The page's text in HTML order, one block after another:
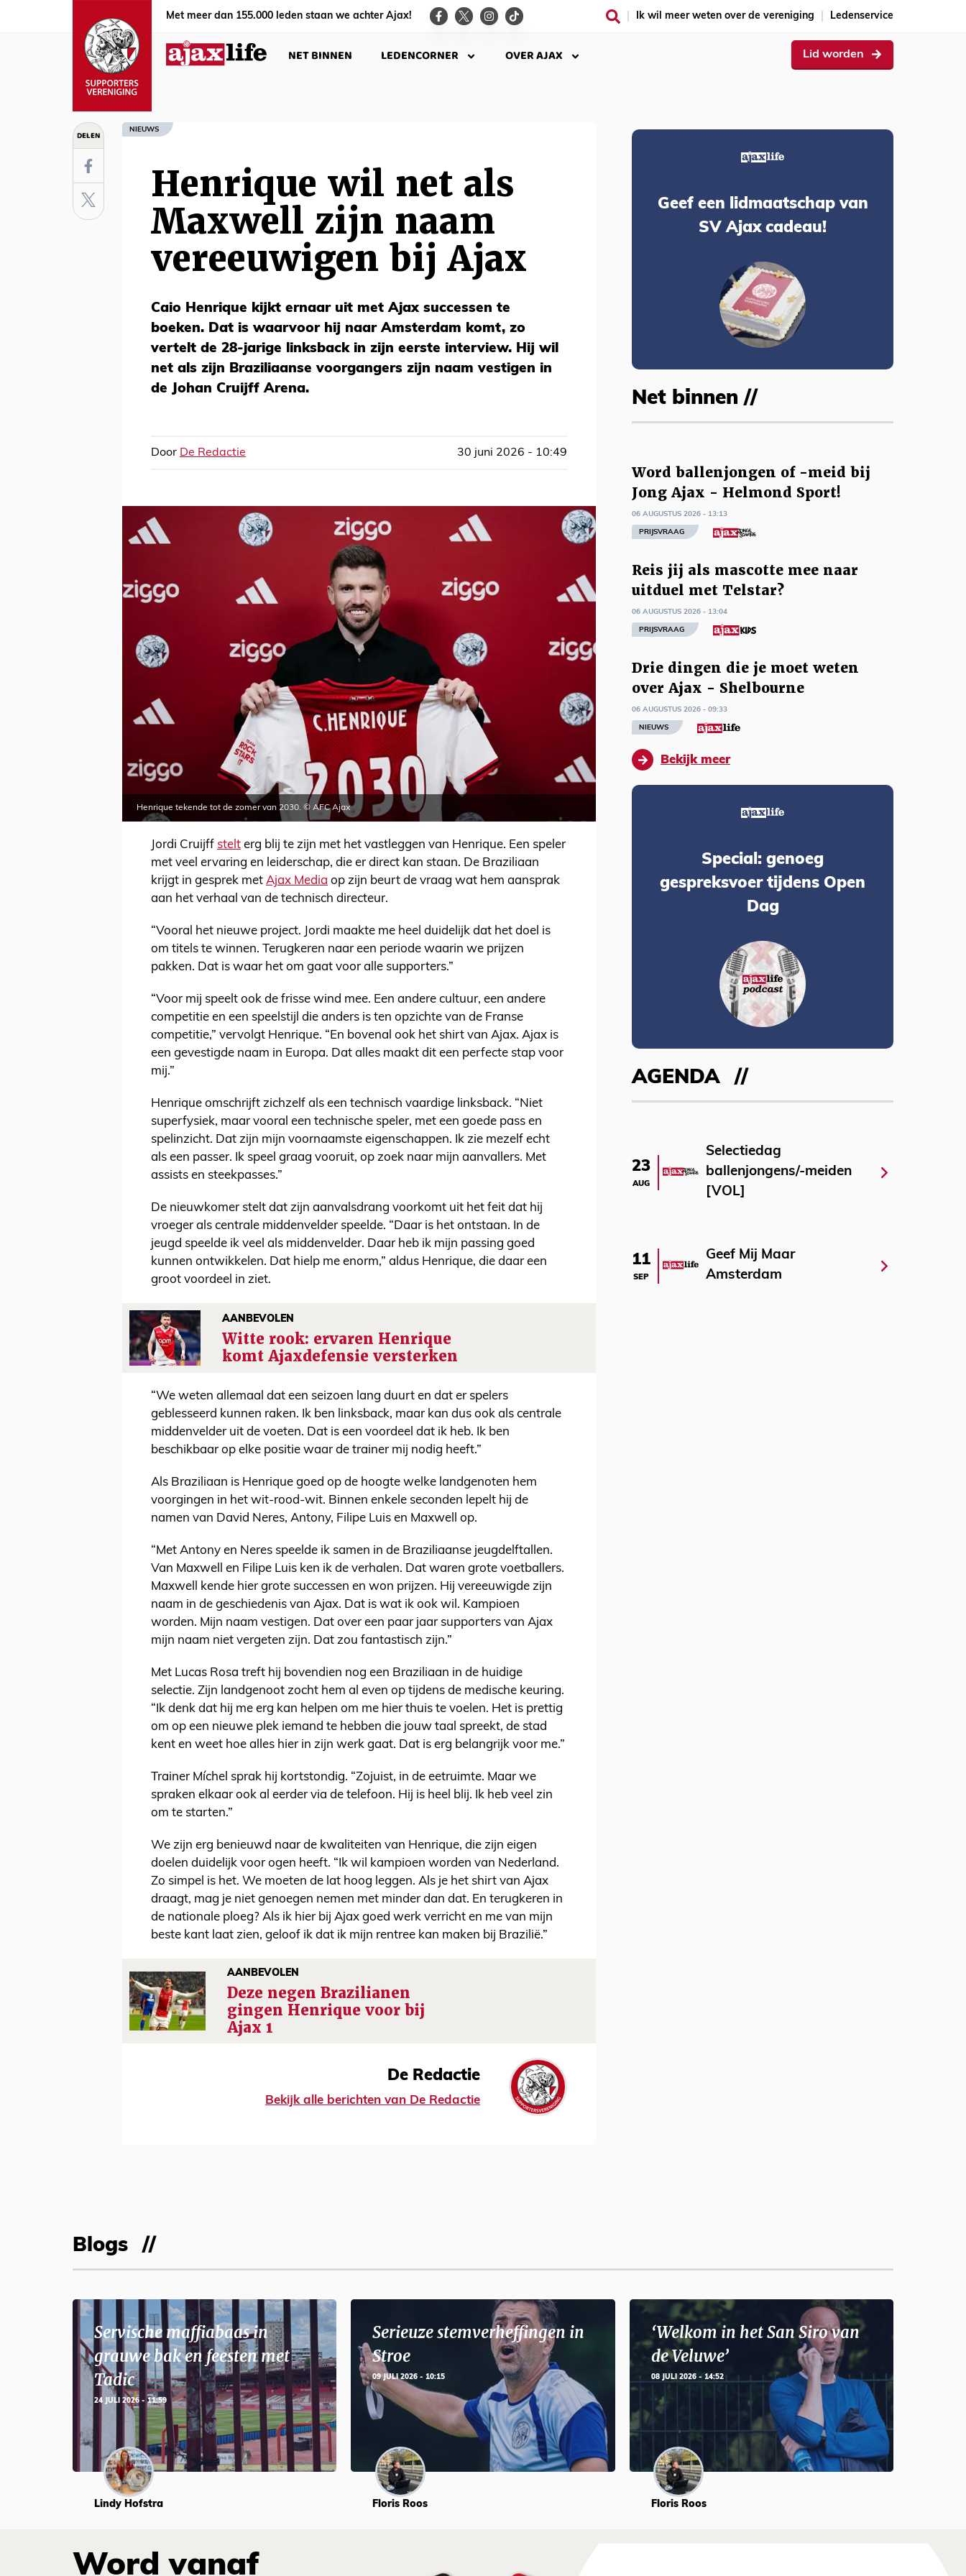
Met meer dan 155.000 leden staan we achter Ajax! Ik wil meer weten over de vereniging Ledenservice
NET BINNEN LEDENCORNER OVER AJAX Lid worden
DELEN NIEUWS
Henrique wil net als
Maxwell zijn naam
vereeuwigen bij Ajax
Caio Henrique kijkt ernaar uit met Ajax successen te
boeken. Dat is waarvoor hij naar Amsterdam komt, zo
vertelt de 28-jarige linksback in zijn eerste interview. Hij wil
net als zijn Braziliaanse voorgangers zijn naam vestigen in
de Johan Cruijff Arena.
Door De Redactie 30 juni 2026 - 10:49
Henrique tekende tot de zomer van 2030. © AFC Ajax
Jordi Cruijff stelt erg blij te zijn met het vastleggen van Henrique. Een speler
met veel ervaring en leiderschap, die er direct kan staan. De Braziliaan
krijgt in gesprek met Ajax Media op zijn beurt de vraag wat hem aansprak
aan het verhaal van de technisch directeur.
“Vooral het nieuwe project. Jordi maakte me heel duidelijk dat het doel is
om titels te winnen. Terugkeren naar een periode waarin we prijzen
pakken. Dat is waar het om gaat voor alle supporters.”
“Voor mij speelt ook de frisse wind mee. Een andere cultuur, een andere
competitie en een speelstijl die anders is ten opzichte van de Franse
competitie,” vervolgt Henrique. “En bovenal ook het shirt van Ajax. Ajax is
een gevestigde naam in Europa. Dat alles maakt dit een perfecte stap voor
mij.”
Henrique omschrijft zichzelf als een technisch vaardige linksback. “Niet
superfysiek, maar vooral een technische speler, met een goede pass en
spelinzicht. Dat zijn mijn voornaamste eigenschappen. Ik zie mezelf echt
als een passer. Ik speel graag vooruit, op zoek naar mijn aanvallers. Met
assists en steekpasses.”
De nieuwkomer stelt dat zijn aanvalsdrang voorkomt uit het feit dat hij
vroeger als centrale middenvelder speelde. “Daar is het ontstaan. In de
jeugd speelde ik veel als middenvelder. Daar heb ik mijn passing goed
kunnen ontwikkelen. Dat hielp me enorm,” aldus Henrique, die daar een
groot voordeel in ziet.
AANBEVOLEN
Witte rook: ervaren Henrique
komt Ajaxdefensie versterken
“We weten allemaal dat een seizoen lang duurt en dat er spelers
geblesseerd kunnen raken. Ik ben linksback, maar kan dus ook als centrale
middenvelder uit de voeten. Dat is een voordeel dat ik heb. Ik ben
beschikbaar op elke positie waar de trainer mij nodig heeft.”
Als Braziliaan is Henrique goed op de hoogte welke landgenoten hem
voorgingen in het wit-rood-wit. Binnen enkele seconden lepelt hij de
namen van David Neres, Antony, Filipe Luis en Maxwell op.
“Met Antony en Neres speelde ik samen in de Braziliaanse jeugdelftallen.
Van Maxwell en Filipe Luis ken ik de verhalen. Dat waren grote voetballers.
Maxwell kende hier grote successen en won prijzen. Hij vereeuwigde zijn
naam in de geschiedenis van Ajax. Dat is wat ik ook wil. Kampioen
worden. Mijn naam vestigen. Dat over een paar jaar supporters van Ajax
mijn naam niet vergeten zijn. Dat zou fantastisch zijn.”
Met Lucas Rosa treft hij bovendien nog een Braziliaan in de huidige
selectie. Zijn landgenoot zocht hem al even op tijdens de medische keuring.
“Ik denk dat hij me erg kan helpen om me hier thuis te voelen. Het is prettig
om op een nieuwe plek iemand te hebben die jouw taal spreekt, de stad
kent en weet hoe alles hier in zijn werk gaat. Dat is erg belangrijk voor me.”
Trainer Míchel sprak hij kortstondig. “Zojuist, in de eetruimte. Maar we
spraken elkaar ook al eerder via de telefoon. Hij is heel blij. Ik heb veel zin
om te starten.”
We zijn erg benieuwd naar de kwaliteiten van Henrique, die zijn eigen
doelen duidelijk voor ogen heeft. “Ik wil kampioen worden van Nederland.
Zo simpel is het. We moeten de lat hoog leggen. Als je het shirt van Ajax
draagt, mag je niet genoegen nemen met minder dan dat. En terugkeren in
de nationale ploeg? Als ik hier bij Ajax goed werk verricht en me van mijn
beste kant laat zien, geloof ik dat ik mijn rentree kan maken bij Brazilië.”
AANBEVOLEN
Deze negen Brazilianen
gingen Henrique voor bij
Ajax 1
De Redactie
Bekijk alle berichten van De Redactie
Geef een lidmaatschap van
SV Ajax cadeau!
Net binnen //
Word ballenjongen of -meid bij
Jong Ajax - Helmond Sport!
06 AUGUSTUS 2026 - 13:13
PRIJSVRAAG
Reis jij als mascotte mee naar
uitduel met Telstar?
06 AUGUSTUS 2026 - 13:04
PRIJSVRAAG
Drie dingen die je moet weten
over Ajax - Shelbourne
06 AUGUSTUS 2026 - 09:33
NIEUWS
Bekijk meer
Special: genoeg
gespreksvoer tijdens Open
Dag
AGENDA
23
AUG
Selectiedag
ballenjongens/-meiden
[VOL]
11
SEP
Geef Mij Maar
Amsterdam
Blogs
Servische maffiabaas in
grauwe bak en feesten met
Tadic
24 JULI 2026 - 11:59
Lindy Hofstra
Serieuze stemverheffingen in
Stroe
09 JULI 2026 - 10:15
Floris Roos
‘Welkom in het San Siro van
de Veluwe’
08 JULI 2026 - 14:52
Floris Roos
Word vanaf